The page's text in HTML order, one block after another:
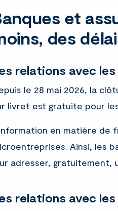
et
des
relations avec les
le 28 mai 2026, la
livret est gratuite pour
en matière de
Ainsi, les
adresser, gratuitement,
relations avec